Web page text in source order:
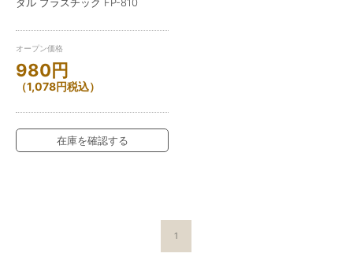
オープン価格
980円
（1,078円税込）
在庫を確認する
1